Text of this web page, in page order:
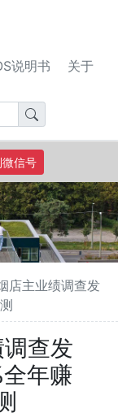
说明书
关于
店主业绩调查发
查发
年赚
微信号